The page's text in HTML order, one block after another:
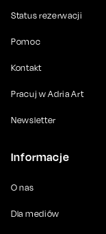
Status rezerwacji
Pomoc
Kontakt
Pracuj w Adria Art
Newsletter
Informacje
O nas
Dla mediów